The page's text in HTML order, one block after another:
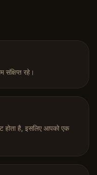
संक्षिप्त रहे।
होता है, इसलिए आपको एक